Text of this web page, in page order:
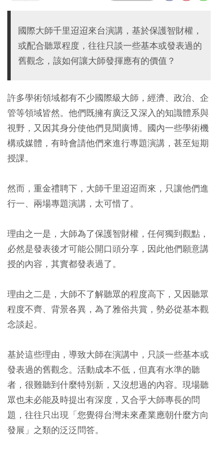
國際大師千里迢迢來台演講，基於保護智財權，
或配合聽眾程度，往往只談一些基本或發表過的
舊觀念，該如何讓大師發揮應有的價值？
許多學術領域都有不少國際級大師，經濟、政治、企
管等領域皆然。他們既擁有廣泛又深入的知識體系與
視野，又因其身分使他們見聞廣博。國內一些學術機
構或媒體，有時會請他們來進行專題演講，甚至短期
授課。
然而，重金禮聘下，大師千里迢迢而來，只讓他們進
行一、兩場專題演講，太可惜了。
理由之一是，大師為了保護智財權，任何獨到觀點，
必然是發表後才可能公開口頭分享，因此他們願意講
授的內容，其實都發表過了。
理由之二是，大師不了解聽眾的程度高下，又因聽眾
程度不齊、背景各異，為了雅俗共賞，勢必從基本觀
念談起。
基於這些理由，導致大師在演講中，只談一些基本或
發表過的舊觀念。活動成本不低，但真有水準的聽
者，很難聽到什麼特別新，又沒想過的內容。現場聽
眾也未必能及時提出有深度，又合乎大師專長的問
題，往往只出現「您覺得台灣未來產業應朝什麼方向
發展」之類的泛泛問答。